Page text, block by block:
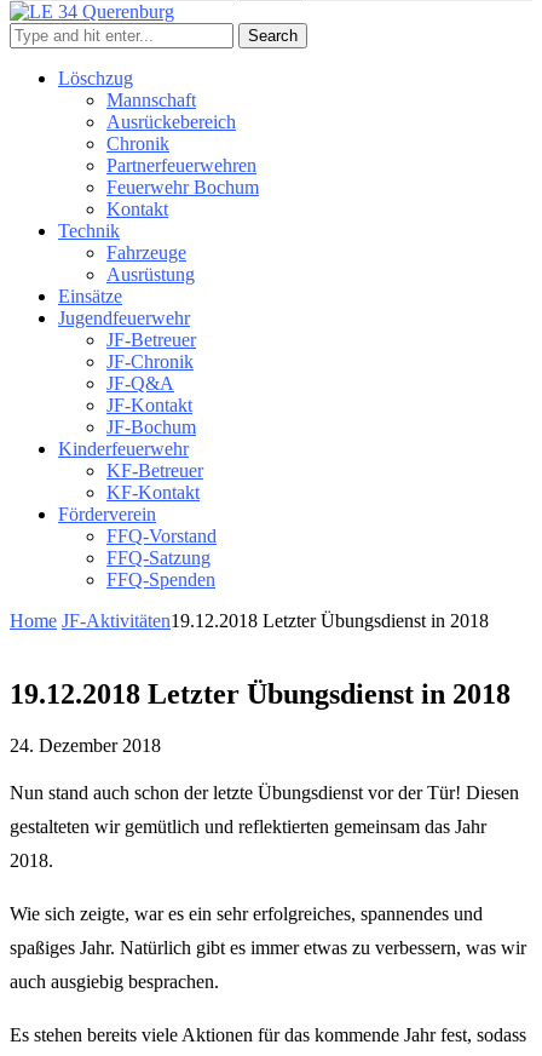
Search
Löschzug
Mannschaft
Ausrückebereich
Chronik
Partnerfeuerwehren
Feuerwehr Bochum
Kontakt
Technik
Fahrzeuge
Ausrüstung
Einsätze
Jugendfeuerwehr
JF-Betreuer
JF-Chronik
JF-Q&A
JF-Kontakt
JF-Bochum
Kinderfeuerwehr
KF-Betreuer
KF-Kontakt
Förderverein
FFQ-Vorstand
FFQ-Satzung
FFQ-Spenden
Home JF-Aktivitäten19.12.2018 Letzter Übungsdienst in 2018
19.12.2018 Letzter Übungsdienst in 2018
24. Dezember 2018
Nun stand auch schon der letzte Übungsdienst vor der Tür! Diesen
gestalteten wir gemütlich und reflektierten gemeinsam das Jahr
2018.
Wie sich zeigte, war es ein sehr erfolgreiches, spannendes und
spaßiges Jahr. Natürlich gibt es immer etwas zu verbessern, was wir
auch ausgiebig besprachen.
Es stehen bereits viele Aktionen für das kommende Jahr fest, sodass